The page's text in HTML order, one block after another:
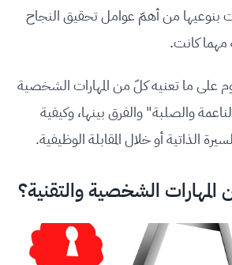
بنوعيها من أهمّ عوامل تحقيق النجاح
مهما كانت.
على ما تعنيه كلّ من المهارات الشخصية
والصلبة" والفرق بينها، وكيفية
الذاتية أو خلال المقابلة الوظيفية.
المهارات الشخصية والتقنية؟